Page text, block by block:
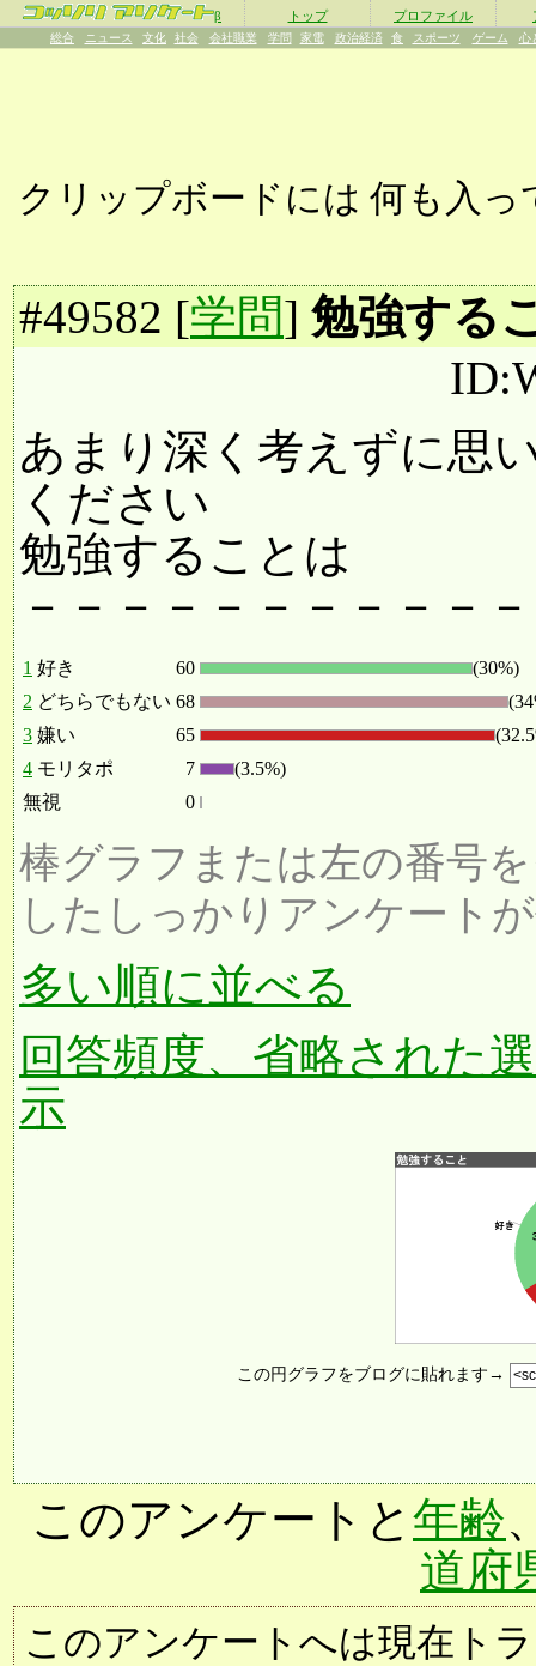
β トップ プロファイル
総合 ニュース 文化 社会 会社職業 学問 家電 政治経済 食 スポーツ ゲーム 心
クリップボードには 何も入っ
#49582 [学問] 勉強する
あまり深く考えずに思
ください
勉強することは
－－－－－－－－－－
1 好き 60
(30%)
2 どちらでもない 68
3 嫌い 65
4 モリタポ 7
(3.5%)
無視
0
棒グラフまたは左の番号
したしっかりアンケート
多い順に並べる
回答頻度、省略された
示
この円グラフをブログに貼れます→
このアンケートと 年齢
道府
このアンケートへは現在ト